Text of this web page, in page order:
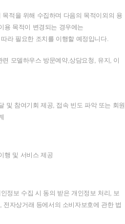
목적을 위해 수집하며 다음의 목적이외의 용
용 목적이 변경되는 경우에는
따라 필요한 조치를 이행할 예정입니다.
련 모델하우스 방문예약,상담요청 , 유지, 이
및 참여기회 제공, 접속 빈도 파악 또는 회원
행 및 서비스 제공
정보 수집 시 동의 받은 개인정보 처리, 보
, 전자상거래 등에서의 소비자보호에 관한 법